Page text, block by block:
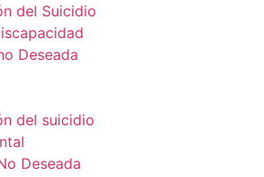
del Suicidio
Deseada
del suicidio
Deseada